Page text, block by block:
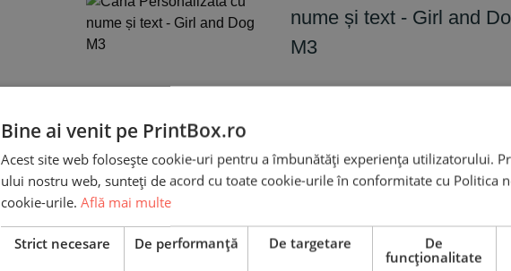
nume și text - Girl and
M3
Scrie recenzia ta
Bine ai venit pe PrintBox.ro
Acest site web folosește cookie-uri pentru a îmbunătăți experiența utilizatorului.
ului nostru web, sunteți de acord cu toate cookie-urile în conformitate cu Politica
cookie-urile. Află mai multe
Strict necesare De performanță De targetare
De
funcţionalitate